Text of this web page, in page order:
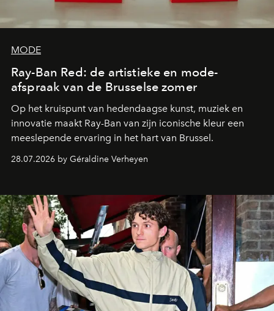
MODE
Ray-Ban Red: de artistieke en mode-
afspraak van de Brusselse zomer
Op het kruispunt van hedendaagse kunst, muziek en
innovatie maakt Ray-Ban van zijn iconische kleur een
meeslepende ervaring in het hart van Brussel.
28.07.2026 by Géraldine Verheyen